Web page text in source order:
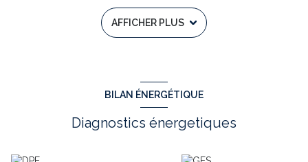
Ensemble de 3 maisons de 350 m² habitables sur un terrain de
Maison principale : Au rez-de-chaussée : séjour, salon, cuisine ,
les maisons sont équipées de poêles à bois et ou cheminées ,
les dépendances: garages de 80 m², hangar ,grange , atelier ,
abris de jardin , puits.
Les informations sur les risques auxquels ce bien est
AFFICHER PLUS
BILAN ÉNERGÉTIQUE
Diagnostics énergetiques